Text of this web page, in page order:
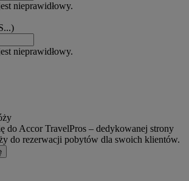
nieprawidłowy.
nieprawidłowy.
do Accor TravelPros – dedykowanej strony
do rezerwacji pobytów dla swoich klientów.